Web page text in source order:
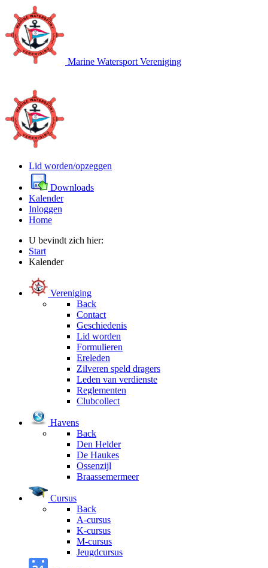
Marine Watersport Vereniging
Lid worden/opzeggen
Downloads
Kalender
Inloggen
Home
U bevindt zich hier:
Start
Kalender
Vereniging
Back
Contact
Geschiedenis
Lid worden
Formulieren
Ereleden
Zilveren speld dragers
Leden van verdienste
Reglementen
Clubcollect
Havens
Back
Den Helder
De Haukes
Ossenzijl
Braassemermeer
Cursus
Back
A-cursus
K-cursus
M-cursus
Jeugdcursus